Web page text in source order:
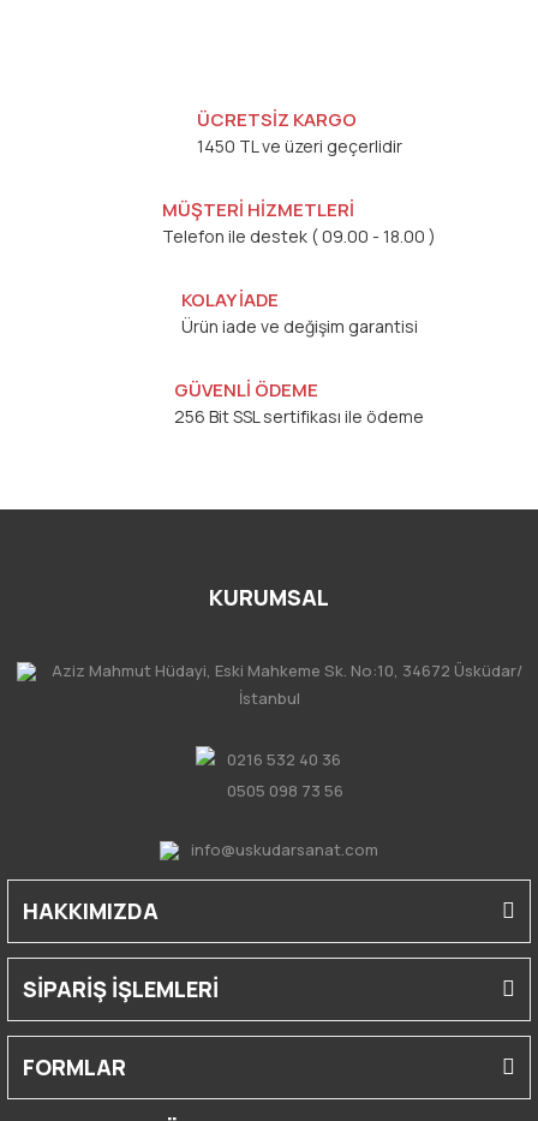
ÜCRETSİZ KARGO
1450 TL ve üzeri geçerlidir
MÜŞTERİ HİZMETLERİ
Telefon ile destek ( 09.00 - 18.00 )
KOLAY İADE
Ürün iade ve değişim garantisi
GÜVENLİ ÖDEME
256 Bit SSL sertifikası ile ödeme
KURUMSAL
Aziz Mahmut Hüdayi, Eski Mahkeme Sk. No:10, 34672 Üsküdar/
İstanbul
0216 532 40 36
0505 098 73 56
info@uskudarsanat.com
HAKKIMIZDA
SİPARİŞ İŞLEMLERİ
FORMLAR